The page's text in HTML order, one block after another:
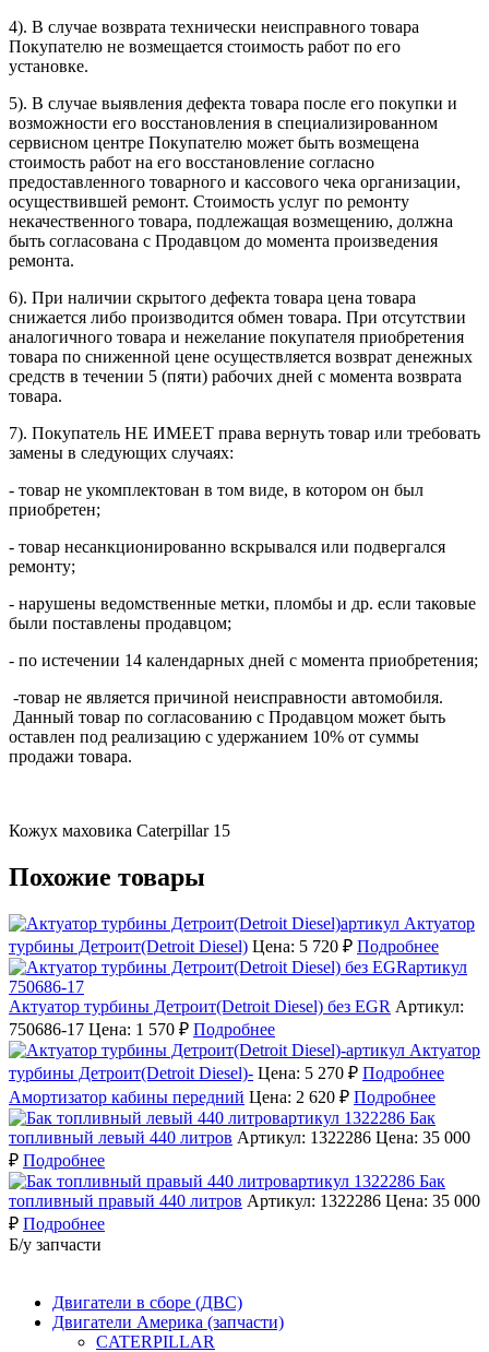
4). В случае возврата технически неисправного товара
Покупателю не возмещается стоимость работ по его
установке.
5). В случае выявления дефекта товара после его покупки и
возможности его восстановления в специализированном
сервисном центре Покупателю может быть возмещена
стоимость работ на его восстановление согласно
предоставленного товарного и кассового чека организации,
осуществившей ремонт. Стоимость услуг по ремонту
некачественного товара, подлежащая возмещению, должна
быть согласована с Продавцом до момента произведения
ремонта.
6). При наличии скрытого дефекта товара цена товара
снижается либо производится обмен товара. При отсутствии
аналогичного товара и нежелание покупателя приобретения
товара по сниженной цене осуществляется возврат денежных
средств в течении 5 (пяти) рабочих дней с момента возврата
товара.
7). Покупатель НЕ ИМЕЕТ права вернуть товар или требовать
замены в следующих случаях:
- товар не укомплектован в том виде, в котором он был
приобретен;
- товар несанкционированно вскрывался или подвергался
ремонту;
- нарушены ведомственные метки, пломбы и др. если таковые
были поставлены продавцом;
- по истечении 14 календарных дней с момента приобретения;
-товар не является причиной неисправности автомобиля.
Данный товар по согласованию с Продавцом может быть
оставлен под реализацию с удержанием 10% от суммы
продажи товара.
Кожух маховика Caterpillar 15
Похожие товары
Актуатор
турбины Детроит(Detroit Diesel) Цена: 5 720 ₽ Подробнее
Актуатор турбины Детроит(Detroit Diesel) без EGR Артикул:
750686-17 Цена: 1 570 ₽ Подробнее
Актуатор
турбины Детроит(Detroit Diesel)- Цена: 5 270 ₽ Подробнее
Амортизатор кабины передний Цена: 2 620 ₽ Подробнее
Бак
топливный левый 440 литров Артикул: 1322286 Цена: 35 000
₽ Подробнее
Бак
топливный правый 440 литров Артикул: 1322286 Цена: 35 000
₽ Подробнее
Б/у запчасти
Двигатели в сборе (ДВС)
Двигатели Америка (запчасти)
CATERPILLAR